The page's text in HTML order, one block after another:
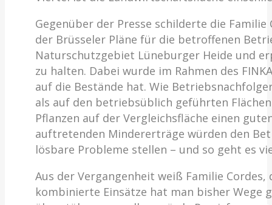
Gegenüber der Presse schilderte die
der Brüsseler Pläne für die betroffenen
Naturschutzgebiet Lüneburger Heide und
zu halten. Dabei wurde im Rahmen des
auf die Bestände hat. Wie
als auf den betriebsüblich geführten
Pflanzen auf der Vergleichsfläche einen
auftretenden Mindererträge würden den
lösbare Probleme stellen – und so geht es
Aus der Vergangenheit weiß Familie
kombinierte Einsätze hat man bisher Wege